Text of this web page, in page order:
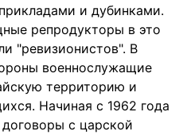
и дубинками.
репродукторы в это
"ревизионистов". В
военнослужащие
территорию и
Начиная с 1962 года
с царской